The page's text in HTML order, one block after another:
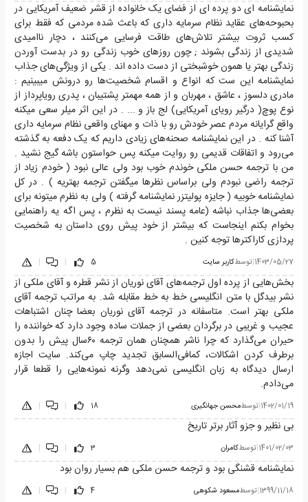
نمایشنامه ای دو پرده ای از فضای یک خانواده از قشر ضعیف آمریکایی در
بحبوحه‌های عقاید نظام سرمایه داری که باعث شده مردمی که فقط برای
کسب ثروت بیشتر تلاش‌های طاقت فرسایی می‌کنند ، دچار ناامیدی
شدیدی از زندگی بشوند ; چون روز‌های خوب زندگی رو در بدست آوردن
زندگی بهتر یا همون خوشبختی از دست داده اند . یکی از ویژگی‌های جذاب
نمایشنامه این ست که انواع و اقسام شخصیت‌ها رو درونش میبینیم :
مادری دلسوز ، عاشق ، مهربان و از همه مهمتر پشتیبان ، پدری رویاپرداز از
نوع پوچ( درگیر رویای آمریکایی) لج باز و ... . در این اثر میلر سعی میکنه
واقع گرایانه مردم عصر خودش رو با ذات و مهنای واقعی نظام سرمایه داری
آشنا کنه . در این نمایشنامه صحنه‌های زیادی داریم که یک دفعه به گذشته
می‌رود و اتفاقات قدیمی رو روایت میکنه پس حواستون باشه گیج نشید .
من با ترجمه حسن ملکی خوندم خوب بود ولی عالی نبود ( خودم زیاد از
ترجمه راضی نبودم ولی براساس نظر‌ها میگفتن ترجمه بهتریه ) . در کل
نمایشنامه خوبیه ( جایزه پولیتزر نمایشنامه گرفته ) ولی به نظرم میتونه برای
بعضی‌ها جذاب نباشه (عامه پسند نیست به نظرم ، پس اگه یه راهنمایی
بخوام بکنم اینجاست که بیشتر از خود پیش روی داستان به شخصیت
پردازی کاراکتر‌ها توجه کنین .
1403/05/27
|توسطکاربر سایت 5
|
|
بخش‌هایی از پرده اول ترجمه‌های آقای نوریان از نشر قطره و آقای ملکی از
نشر بیدگل با متن انگلیسی خط به خط مقابله شد. به مراتب ترجمه آقای
ملکی بهتر است. متاسفانه در ترجمه آقای نوریان بعضا چنان اشتباهات
عجیب و غریبی در برگردان بعضی از جملات ساده وجود دارد که خواننده را
حیران می‌گذارد که چرا ناشر همچنان همان ترجمه ۶۰سال پیش را بدون
برطرف کردن اشکالات، کمافی‌السابق تجدید چاپ می‌کند. سایت اجازه
ارسال دیدگاه به زبان انگلیسی نمی‌دهد وگرنه نمونه‌هایی را قطعا قرار
می‌دادم.
1402/01/19
|توسطمحسن جهانگیری 18
|
|
بی نظیر و جزو آثار برتر تاریخ
1401/02/03
|توسطکامران 3
|
|
نمایشنامه قشنگی بود و ترجمه حسن ملکی هم بسیار روان بود
1399/11/18
|توسطمسعود شکوهی 4
|
|